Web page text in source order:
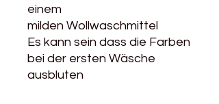
einem
milden Wollwaschmittel
Es kann sein dass die Farben
bei der ersten Wäsche
ausbluten